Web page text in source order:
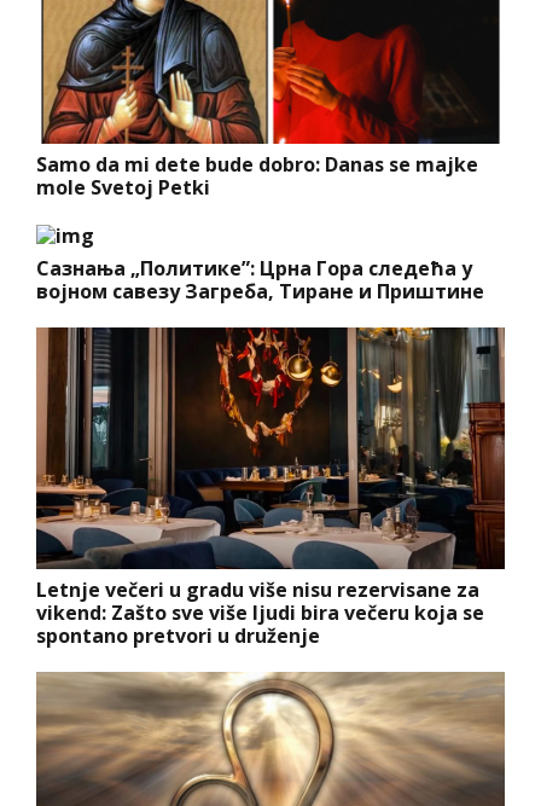
Samo da mi dete bude dobro: Danas se majke
mole Svetoj Petki
Сазнања „Политике”: Црна Гора следећа у
војном савезу Загреба, Тиране и Приштине
Letnje večeri u gradu više nisu rezervisane za
vikend: Zašto sve više ljudi bira večeru koja se
spontano pretvori u druženje